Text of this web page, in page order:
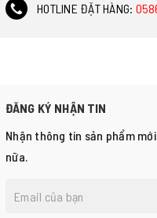
HOTLINE ĐẶT HÀNG:
ĐĂNG KÝ NHẬN TIN
Nhận thông tin sản phẩm
nữa.